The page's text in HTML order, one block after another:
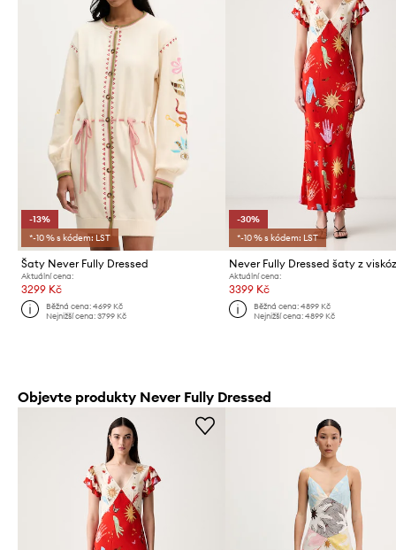
-13%
*-10 % s kódem: LST
Šaty Never Fully Dressed
Aktuální cena:
3299 Kč
Běžná cena:4699 Kč
Nejnižší cena:3799 Kč
-30%
*-10 % s kódem: LST
Never Fully Dressed šaty z
Aktuální cena:
3399 Kč
Běžná cena: 4899 Kč
Nejnižší cena: 4899 Kč
Objevte produkty Never Fully Dressed